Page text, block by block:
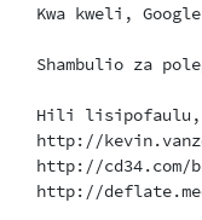
Kwa kweli,
Shambulio za
Hili lisipofaulu,
http://
http://cd34.com/